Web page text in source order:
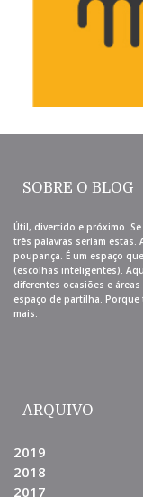
SOBRE O BLOG
Útil, divertido e próximo.
três palavras seriam estas.
poupança. É um espaço
(escolhas inteligentes).
diferentes ocasiões e
espaço de partilha.
mais.
ARQUIVO
2019
2018
2017